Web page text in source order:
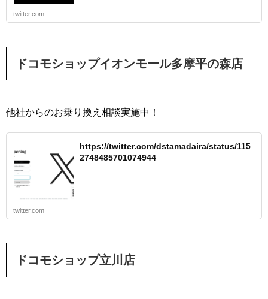
twitter.com
ドコモショップイオンモール多摩平の森店
他社からのお乗り換え相談実施中！
https://twitter.com/dstamadaira/status/115
2748485701074944
twitter.com
ドコモショップ立川店